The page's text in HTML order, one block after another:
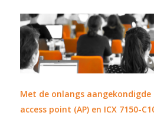
Met de onlangs aangekondigde
access point (AP) en ICX 7150-